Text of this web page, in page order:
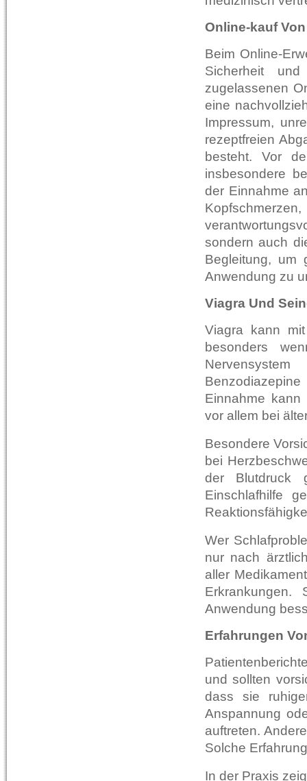
Online-kauf
Beim Online-
Sicherheit
zugelassenen
eine
Impressum,
rezeptfreien
besteht. Vor
insbesondere
der Einnahme
sondern auch
Begleitung, um
Anwendung zu
Viagra Und
Viagra kann
besonders
Einnahme kann
vor allem bei
Besondere
bei
der Blutdruck
Einschlafhilfe
Wer
nur nach
aller
Anwendung
Erfahrungen
und sollten
dass sie
Anspannung
auftreten.
Solche
In der Praxis